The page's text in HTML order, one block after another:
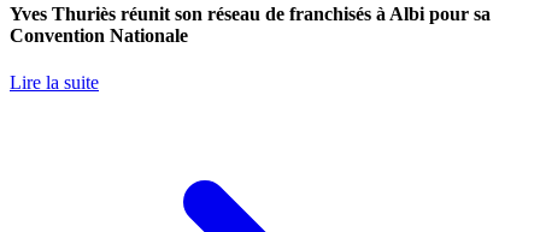
Yves Thuriès réunit son réseau de franchisés à Albi pour sa
Convention Nationale
Lire la suite